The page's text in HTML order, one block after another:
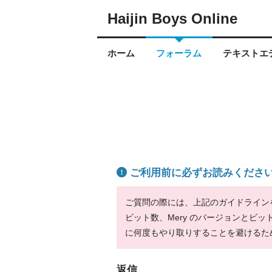
Haijin Boys Online
ホーム フォーラム テキストエ
ご利用前に必ずお読みくださ
ご質問の際には、上記のガイドライ
ビット数、Mery のバージョンとビッ
に何度もやり取りすることを避ける